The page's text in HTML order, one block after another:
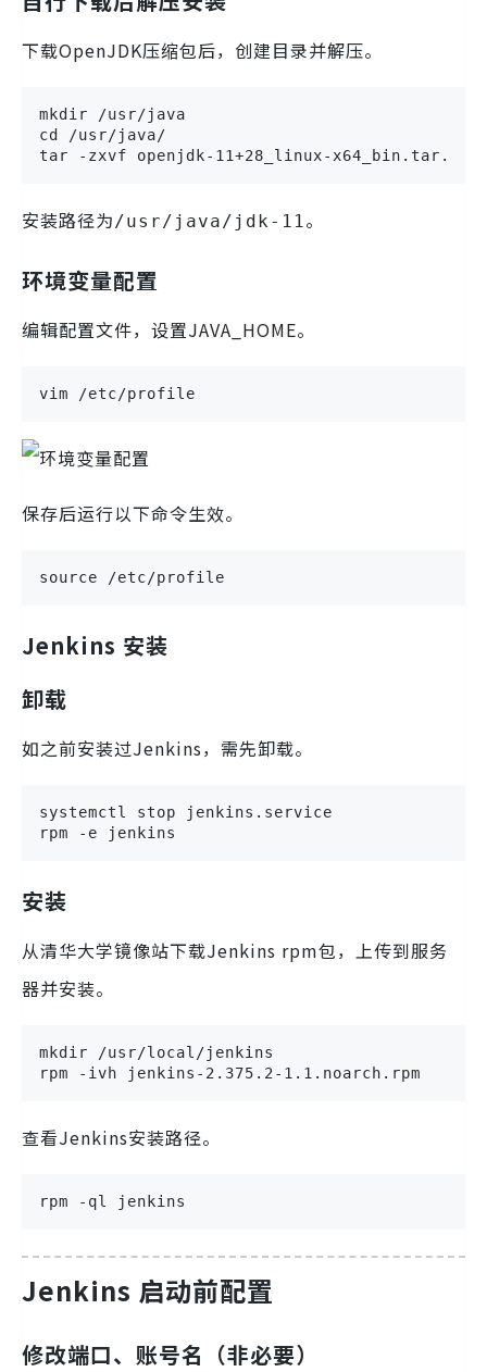
下载OpenJDK压缩包后，创建目录并解压。
mkdir /usr/java
cd /usr/java/
tar -zxvf openjdk-11+28_linux-x64_bin.tar.gz
安装路径为 /usr/java/jdk-11 。
环境变量配置
编辑配置文件，设置JAVA_HOME。
vim /etc/profile
保存后运行以下命令生效。
source /etc/profile
Jenkins 安装
卸载
如之前安装过Jenkins，需先卸载。
systemctl stop jenkins.service
rpm -e jenkins
安装
从清华大学镜像站下载Jenkins rpm包，上传到服务
器并安装。
mkdir /usr/local/jenkins
rpm -ivh jenkins-2.375.2-1.1.noarch.rpm
查看Jenkins安装路径。
rpm -ql jenkins
Jenkins 启动前配置
修改端口、账号名（非必要）